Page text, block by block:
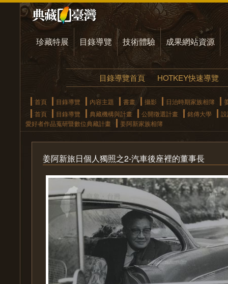
珍藏特展 目錄導覽 技術體驗 成果網站資源
目錄導覽首頁 HOTKEY快速導覽
首頁 目錄導覽 內容主題 書畫 攝影 日治時期家族相簿
首頁
目錄導覽 典藏機構與計畫 公開徵選計畫 銘傳大學
愛好者作品蒐研暨數位典藏計畫
姜阿新家族相簿
姜阿新旅日個人獨照之2-汽車後座裡的董事長